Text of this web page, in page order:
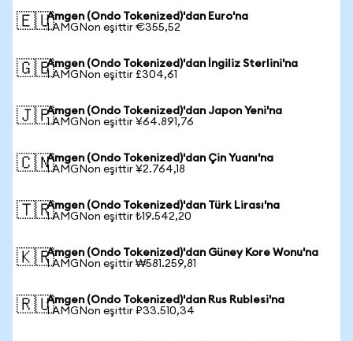
🇪🇺Amgen (Ondo Tokenized)'dan Euro'na
1 AMGNon eşittir €355,52
🇬🇧Amgen (Ondo Tokenized)'dan İngiliz Sterlini'na
1 AMGNon eşittir £304,61
🇯🇵Amgen (Ondo Tokenized)'dan Japon Yeni'na
1 AMGNon eşittir ¥64.891,76
🇨🇳Amgen (Ondo Tokenized)'dan Çin Yuanı'na
1 AMGNon eşittir ¥2.764,18
🇹🇷Amgen (Ondo Tokenized)'dan Türk Lirası'na
1 AMGNon eşittir ₺19.542,20
🇰🇷Amgen (Ondo Tokenized)'dan Güney Kore Wonu'na
1 AMGNon eşittir ₩581.259,81
🇷🇺Amgen (Ondo Tokenized)'dan Rus Rublesi'na
1 AMGNon eşittir ₽33.510,34